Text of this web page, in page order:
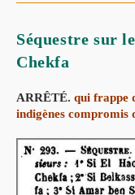
Séquestre sur
Chekfa
ARRÊTÉ. qui frappe
indigènes compromis